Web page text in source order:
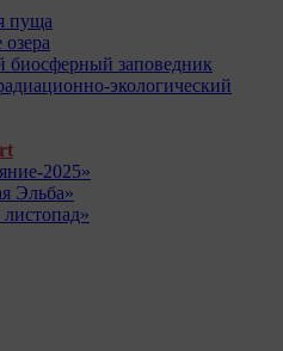
пуща
озера
биосферный заповедник
экологический
2025»
Эльба»